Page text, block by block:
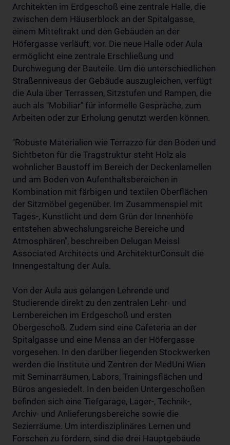
Architekten im Erdgeschoß eine zentrale Halle, die
zwischen dem Häuserblock an der Spitalgasse,
einem Mitteltrakt und den Gebäuden an der
Höfergasse verläuft, vor. Die neue Halle oder Aula
ermöglicht eine zentrale Erschließung und
Durchwegung der Bauteile. Um die unterschiedlichen
Straßenniveaus der Gebäude auszugleichen, verfügt
die Aula über Terrassen, Sitzstufen und Rampen, die
auch als "Mobiliar" für informelle Gespräche, zum
Arbeiten oder zur Erholung genutzt werden können.
"Robuste Materialien wie Terrazzo für den Boden und
Sichtbeton für die Tragstruktur steht Holz als
wohnlicher Baustoff im Bereich der Deckenlamellen
und am Boden von Aufenthaltsbereichen in
Kombination mit färbigen und textilen Oberflächen
der Sitzmöbel gegenüber. Im Zusammenspiel mit
Tages-, Kunstlicht und dem Grün der Innenhöfe
entstehen abwechslungsreiche Bereiche und
Atmosphären", beschreiben Delugan Meissl
Associated Architects und ArchitekturConsult die
Innengestaltung der Aula.
Von der Aula aus gelangen Lehrende und
Studierende direkt zu den zentralen Lehr- und
Lernbereichen im Erdgeschoß und ersten
Obergeschoß. Zudem sind eine Cafeteria an der
Spitalgasse und eine Mensa an der Höfergasse
vorgesehen. In den darüber liegenden Stockwerken
werden die Institute und Zentren der MedUni Wien
mit Seminarräumen, Labors, Trainingsflächen und
Büros angesiedelt. In den beiden Untergeschoßen
befinden sich eine Tiefgarage, Lager-, Technik-,
Archiv- und Anlieferungsbereiche sowie die
Sezierräume. Um interdisziplinäres Lernen und
Forschen zu fördern, sind die drei Hauptgebäude